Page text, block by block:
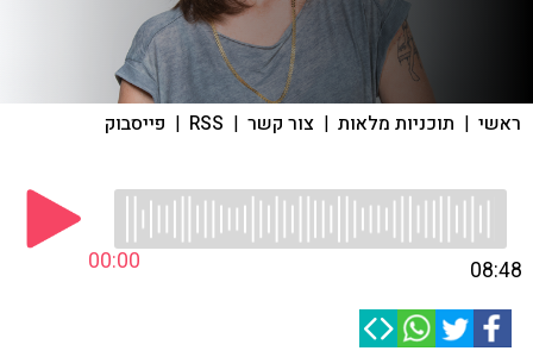
ראשי | תוכניות מלאות | צור קשר |
RSS
| פייסבוק
00:00 08:48